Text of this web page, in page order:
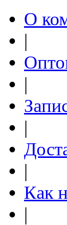
О
|
|
|
|
Как
|